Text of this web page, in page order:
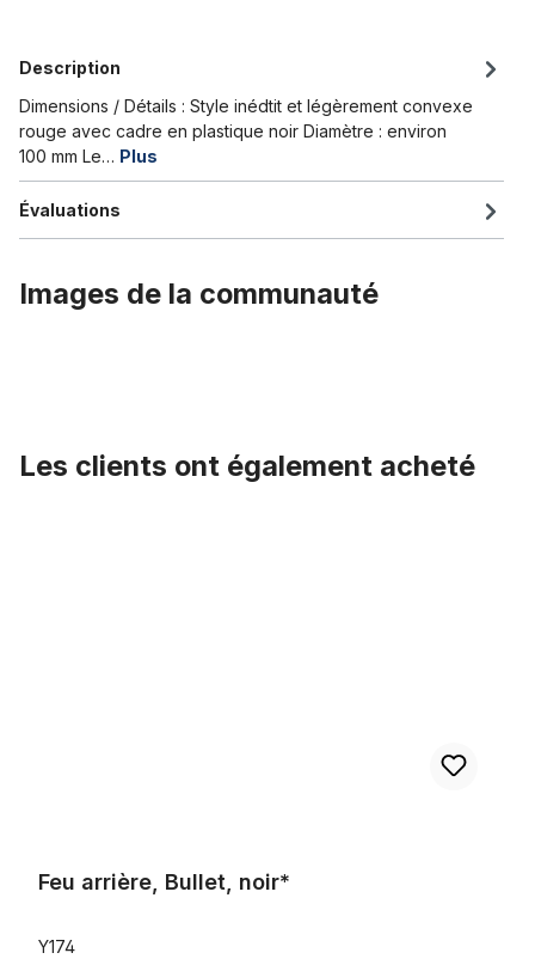
Description
Dimensions / Détails : Style inédtit et légèrement convexe
rouge avec cadre en plastique noir Diamètre : environ
100 mm Le… Plus
Évaluations
Images de la communauté
Les clients ont également acheté
Feu arrière, Bullet, noir*
Y174